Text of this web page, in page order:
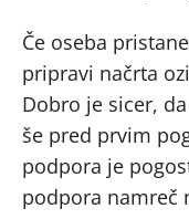
Če oseba
pripravi načrta
Dobro je sicer,
še pred prvim
podpora je
podpora namreč